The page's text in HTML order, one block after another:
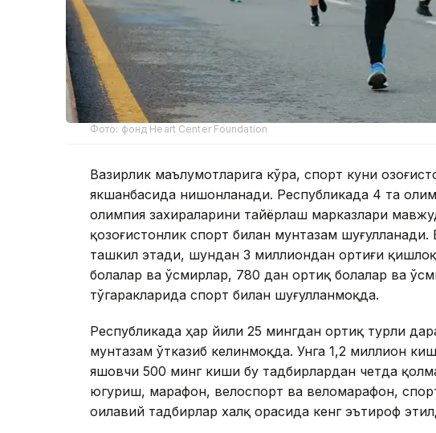
Фото: фонд Heart Center Foundation
Вазирлик маълумотларига кўра, спорт куни
якшанбасида нишонланади. Республикада 4 та
олимпия захираларини тайёрлаш марказлари
қозоғистонлик спорт билан мунтазам
ташкил этади, шундан 3 миллиондан ортиғи
болалар ва ўсмирлар, 780 дан ортиқ болалар ва
тўгаракларида спорт билан шуғулланмоқда.
Республикада ҳар йили 25 мингдан ортиқ турли
мунтазам ўтказиб келинмоқда. Унга 1,2 миллион
яшовчи 500 минг киши бу тадбирлардан четда
югуриш, марафон, велоспорт ва веломарафон,
оилавий тадбирлар халқ орасида кенг эътироф